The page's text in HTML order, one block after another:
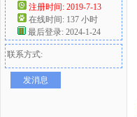
注册时间: 2019-7-13
在线时间: 137 小时
最后登录: 2024-1-24
联系方式:
发消息